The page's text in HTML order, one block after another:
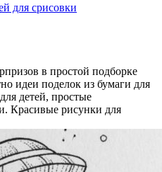
для срисовки
в простой подборке
идеи поделок из бумаги для
детей, простые
Красивые рисунки для